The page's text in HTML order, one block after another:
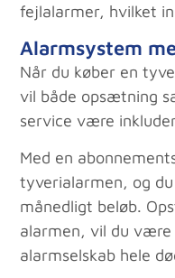
fejlalarmer, hvilket
Alarmsystem
Når du køber en
vil både opsætning
service være
Med en
tyverialarmen, og
månedligt beløb.
alarmen, vil du
alarmselskab hele